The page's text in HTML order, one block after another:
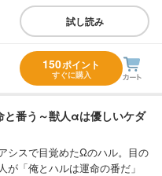
試し読み
150ポイント
すぐに購入
と番う～獣人αは優しいケダ
シスで目覚めたΩのハル。目の
が「俺とハルは運命の番だ」